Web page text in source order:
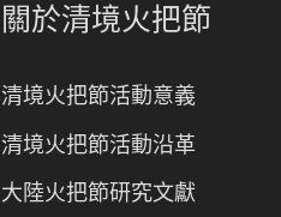
關於清境火把節
清境火把節活動意義
清境火把節活動沿革
大陸火把節研究文獻